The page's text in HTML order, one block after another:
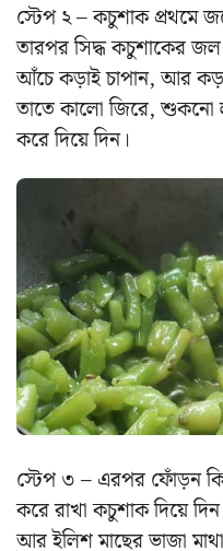
স্টেপ ২ – কচুশাক প্রথমে
তারপর সিদ্ধ কচুশাকের
আঁচে কড়াই চাপান, আর
তাতে কালো জিরে,
করে দিয়ে দিন।
স্টেপ ৩ – এরপর ফোঁড়ন
করে রাখা কচুশাক দিয়ে
আর ইলিশ মাছের ভাজা